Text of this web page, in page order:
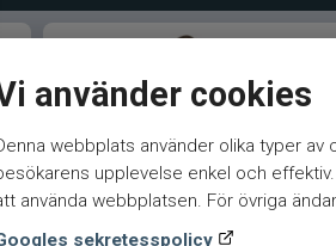
använder cookies
webbplats använder olika typer
upplevelse enkel och
använda webbplatsen. För övriga
sekretesspolicy